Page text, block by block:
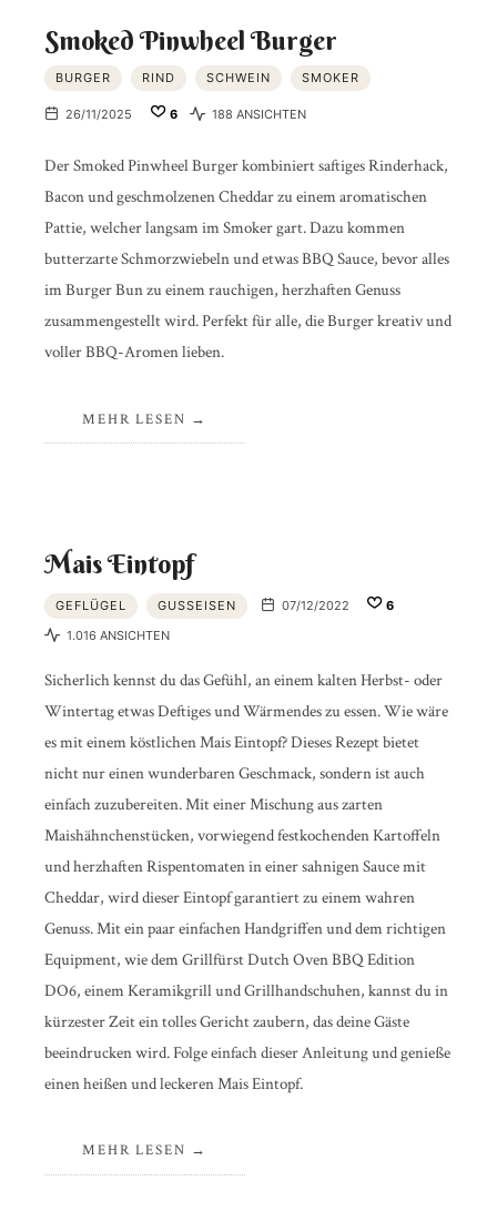
Smoked Pinwheel Burger
BURGER RIND SCHWEIN SMOKER
26/11/2025 6 188 ANSICHTEN
Der Smoked Pinwheel Burger kombiniert saftiges Rinderhack,
Bacon und geschmolzenen Cheddar zu einem aromatischen
Pattie, welcher langsam im Smoker gart. Dazu kommen
butterzarte Schmorzwiebeln und etwas BBQ Sauce, bevor alles
im Burger Bun zu einem rauchigen, herzhaften Genuss
zusammengestellt wird. Perfekt für alle, die Burger kreativ und
voller BBQ-Aromen lieben.
MEHR LESEN
Mais Eintopf
GEFLÜGEL GUSSEISEN 07/12/2022
6
1.016 ANSICHTEN
Sicherlich kennst du das Gefühl, an einem kalten Herbst- oder
Wintertag etwas Deftiges und Wärmendes zu essen. Wie wäre
es mit einem köstlichen Mais Eintopf? Dieses Rezept bietet
nicht nur einen wunderbaren Geschmack, sondern ist auch
einfach zuzubereiten. Mit einer Mischung aus zarten
Maishähnchenstücken, vorwiegend festkochenden Kartoffeln
und herzhaften Rispentomaten in einer sahnigen Sauce mit
Cheddar, wird dieser Eintopf garantiert zu einem wahren
Genuss. Mit ein paar einfachen Handgriffen und dem richtigen
Equipment, wie dem Grillfürst Dutch Oven BBQ Edition
DO6, einem Keramikgrill und Grillhandschuhen, kannst du in
kürzester Zeit ein tolles Gericht zaubern, das deine Gäste
beeindrucken wird. Folge einfach dieser Anleitung und genieße
einen heißen und leckeren Mais Eintopf.
MEHR LESEN